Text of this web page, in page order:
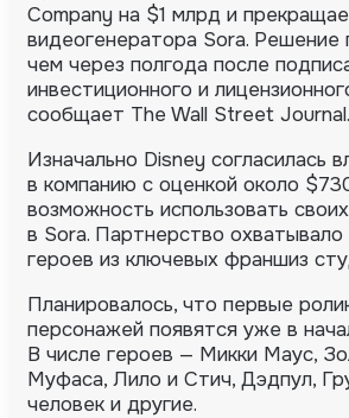
Company на $1 млрд и
видеогенератора Sora. Решение
чем через полгода после
инвестиционного и
сообщает The Wall Street Journal.
Изначально Disney согласилась
в компанию с оценкой около
возможность использовать
в Sora. Партнерство
героев из ключевых франшиз
Планировалось, что первые
персонажей появятся уже в
В числе героев — Микки Маус,
Муфаса, Лило и Стич, Дэдпул,
человек и другие.